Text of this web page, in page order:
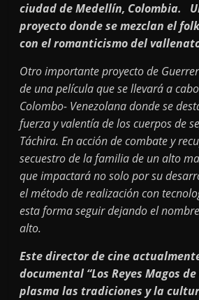
ciudad de Medellín, Colombia.
proyecto donde se mezclan el
con el romanticismo del
Otro importante proyecto de
de una película que se llevará a
Colombo- Venezolana donde se
fuerza y valentía de los cuerpos de
Táchira. En acción de combate y
secuestro de la familia de un alto
que impactará no solo por su
el método de realización con
esta forma seguir dejando el
alto.
Este director de cine
documental “Los Reyes Magos
plasma las tradiciones y la